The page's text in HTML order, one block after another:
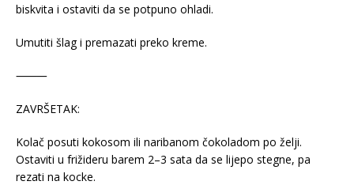
biskvita i ostaviti da se potpuno ohladi.
Umutiti šlag i premazati preko kreme.
⸻
ZAVRŠETAK:
Kolač posuti kokosom ili naribanom čokoladom po želji.
Ostaviti u frižideru barem 2–3 sata da se lijepo stegne, pa
rezati na kocke.